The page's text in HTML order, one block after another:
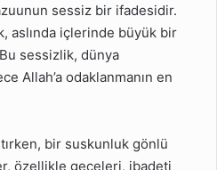
sessiz bir ifadesidir.
aslında içlerinde büyük bir
sessizlik, dünya
Allah’a odaklanmanın en
bir suskunluk gönlü
özellikle geceleri, ibadeti